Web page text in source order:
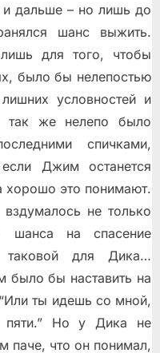
и дальше – но лишь до
шанс выжить.
для того, чтобы
было бы нелепостью
условностей и
так же нелепо было
спичками,
Джим останется
хорошо это понимают.
не только
шанса на спасение
для Дика…
было бы наставить на
ты идешь со мной,
Но у Дика не
паче, что он понимал,